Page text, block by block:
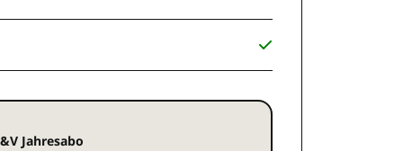
Jahresabo